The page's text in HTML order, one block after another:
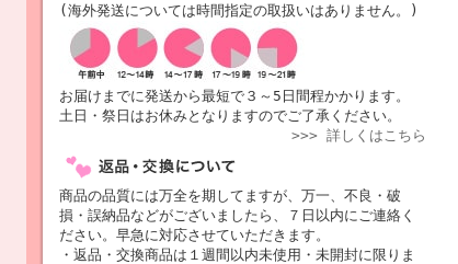
(海外発送については時間指定の取扱いはありません。)
お届けまでに発送から最短で３～5日間程かかります。
土日・祭日はお休みとなりますのでご了承ください。
>>> 詳しくはこちら
商品の品質には万全を期してますが、万一、不良・破
損・誤納品などがございましたら、７日以内にご連絡く
ださい。早急に対応させていただきます。
・返品・交換商品は１週間以内未使用・未開封に限りま